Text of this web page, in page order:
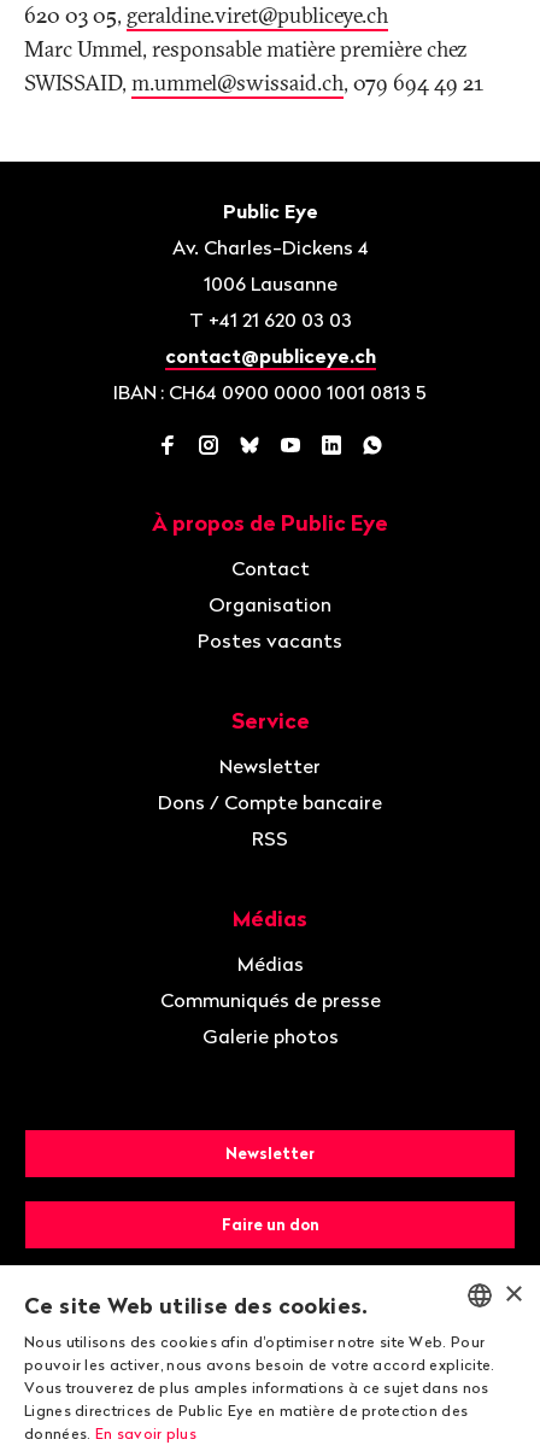
620 03 05, geraldine.viret@publiceye.ch
Marc Ummel, responsable matière première chez
SWISSAID, m.ummel@swissaid.ch, 079 694 49 21
Public Eye
Av. Charles-Dickens 4
1006 Lausanne
T +41 21 620 03 03
contact@publiceye.ch
IBAN : CH64 0900 0000 1001 0813 5
Facebook
Instagram
BlueskyYouTube
LinkedInWhatsApp
À propos de Public Eye
Contact
Organisation
Postes vacants
Service
Newsletter
Dons / Compte bancaire
RSS
Médias
Médias
Communiqués de presse
Galerie photos
Newsletter
Faire un don
Devenir membre
ENGLISH
DEUTSCH
×
Ce site Web utilise des cookies.
Nous utilisons des cookies afin d'optimiser notre site Web. Pour
pouvoir les activer, nous avons besoin de votre accord explicite.
Vous trouverez de plus amples informations à ce sujet dans nos
Lignes directrices de Public Eye en matière de protection des
données. En savoir plus